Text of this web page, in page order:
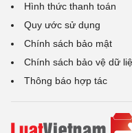
Hình thức thanh toán
Quy ước sử dụng
Chính sách bảo mật
Chính sách bảo vệ dữ
Thông báo hợp tác